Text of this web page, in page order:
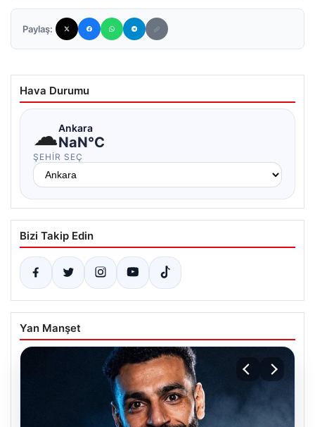
Paylaş:
Hava Durumu
☁Ankara
NaN°C
ŞEHIR SEÇ
Bizi Takip Edin
Yan Manşet